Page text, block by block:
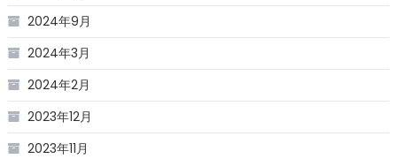
2024年9月
2024年3月
2024年2月
2023年12月
2023年11月